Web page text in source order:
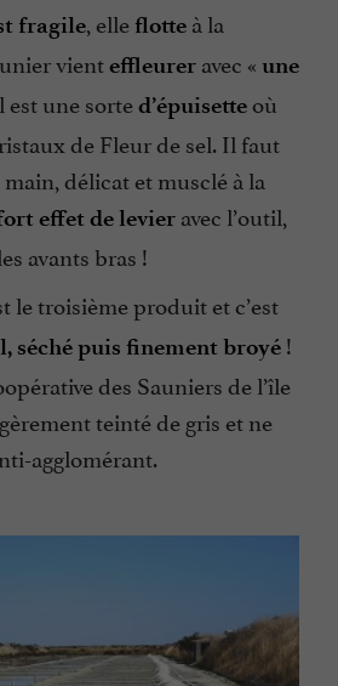
fragile, elle flotte à la
vienteffleurer avec « une
est une sorted’épuisette où
de Fleur de sel. Il faut
délicat et musclé à la
effet de levier avec l’outil,
avants bras !
le troisième produit et c’est
séché puis finement broyé !
des Sauniers de l’île
teinté de gris et ne
agglomérant.